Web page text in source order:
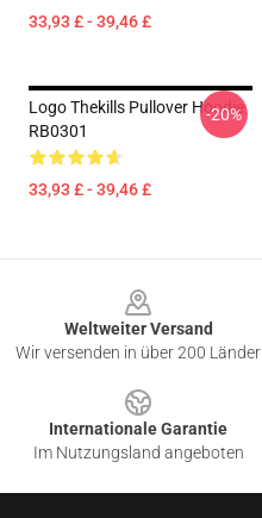
33,93 £ - 39,46 £
Logo Thekills Pullover Hoodie
RB0301
33,93 £ - 39,46 £
-20%
Weltweiter Versand
Wir versenden in über 200 Länder
Internationale Garantie
Im Nutzungsland angeboten